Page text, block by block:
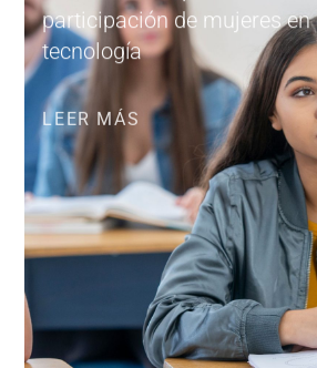
participación de mujeres en
tecnología
LEER MÁS